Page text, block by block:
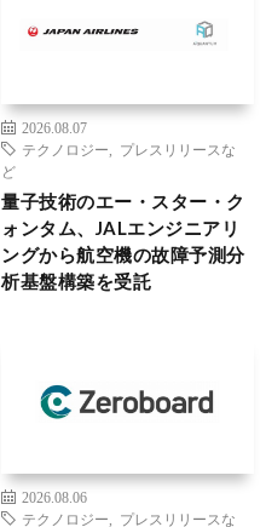
2026.08.07
テクノロジー
プレスリリースな
ど
量子技術のエー・スター・ク
ォンタム、JALエンジニアリ
ングから航空機の故障予測分
析基盤構築を受託
2026.08.06
テクノロジー
プレスリリースな